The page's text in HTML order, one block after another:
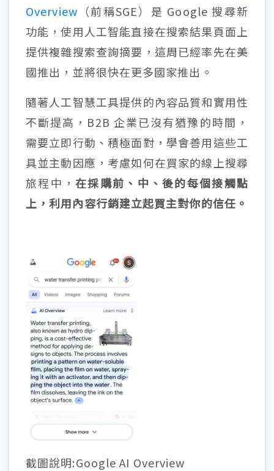
Overview （前稱SGE）是 Google 搜尋新
功能，使用人工智能直接在搜索結果頁面上
提供複雜搜索查詢摘要，這周已經率先在美
國推出，並將很快在更多國家推出。
隨著人工智慧工具提供的內容品質和實用性
不斷提高，B2B 企業已沒有猶豫的時間，
需要立即行動、積極面對，學會善用這些工
具並主動因應，考慮如何在買家的線上搜尋
旅程中， 在採購前、中、後的每個接觸點
上，利用內容行銷建立起買主對你的信任。
截圖說明:Google AI Overview